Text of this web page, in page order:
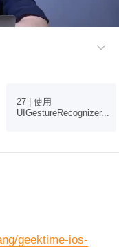

27 | 使用
UIGestureRecognizer...
geektime-ios-